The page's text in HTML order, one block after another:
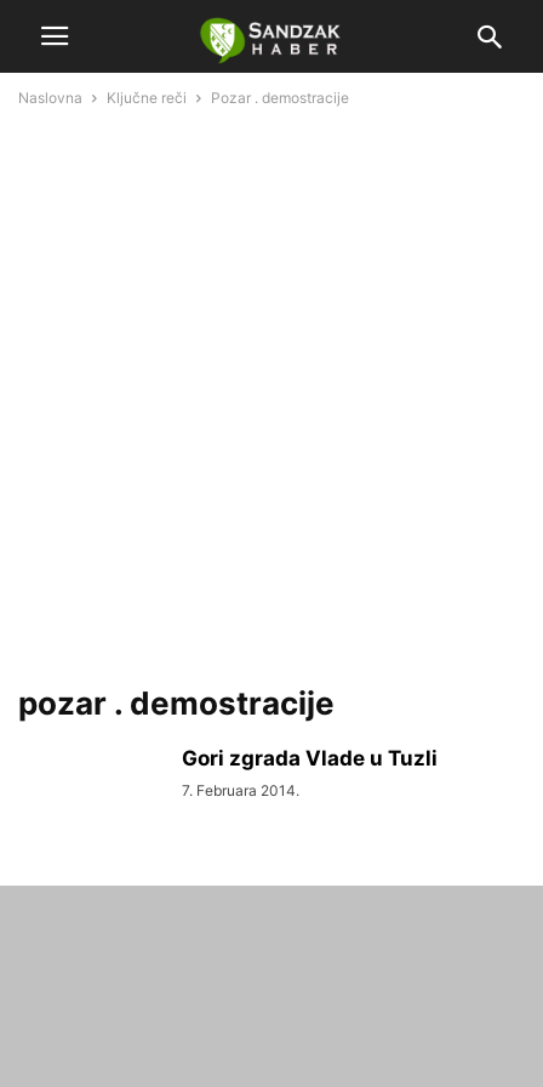
Naslovna Ključne reči Pozar . demostracije
pozar . demostracije
Gori zgrada Vlade u Tuzli
7. Februara 2014.